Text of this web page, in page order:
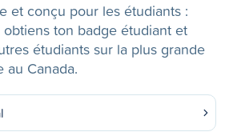
et conçu pour les étudiants :
ton badge étudiant et
étudiants sur la plus grande
au Canada.